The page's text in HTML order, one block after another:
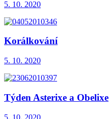
5. 10. 2020
Korálkování
5. 10. 2020
Týden Asterixe a Obelixe
5. 10. 2020